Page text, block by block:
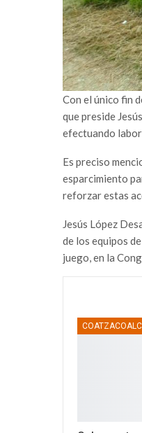
Con el único fin
que preside
efectuando
Es preciso
esparcimiento
reforzar estas
Jesús López
de los equipos
juego, en la